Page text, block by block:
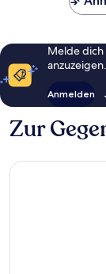
Melde dich
Anmelden
Zur